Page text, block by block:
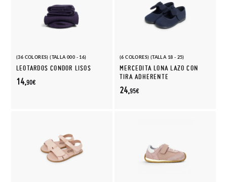
(36 COLORES) (TALLA 000 - 16)
LEOTARDOS CONDOR LISOS
14,90€
(6 COLORES) (TALLA 18 - 25)
MERCEDITA LONA LAZO CON
TIRA ADHERENTE
24,95€